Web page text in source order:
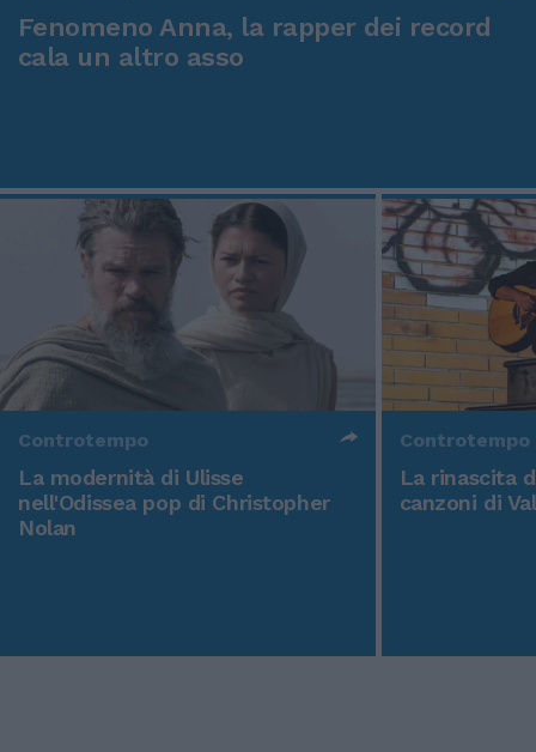
Fenomeno Anna, la rapper dei record
cala un altro asso
Controtempo
La modernità di Ulisse
nell'Odissea pop di Christopher
Nolan
Controtempo
La rinascita
canzoni di